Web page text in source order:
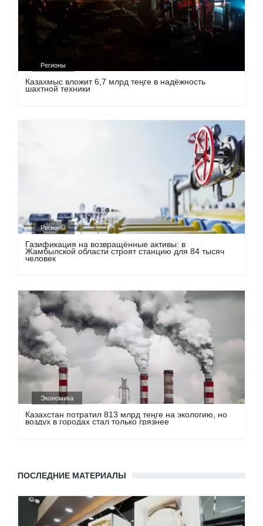
Регионы
Казахмыс вложит 6,7 млрд теңге в надёжность
шахтной техники
Регионы
Газификация на возвращённые активы: в
Жамбылской области строят станцию для 84 тысяч
человек
Экономика
Казахстан потратил 813 млрд теңге на экологию, но
воздух в городах стал только грязнее
ПОСЛЕДНИЕ МАТЕРИАЛЫ